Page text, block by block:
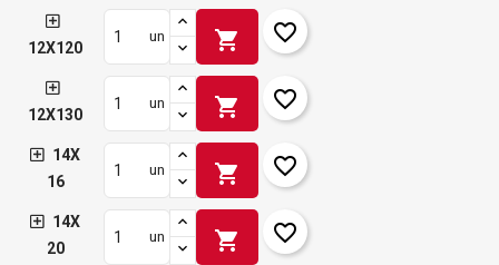
12X120
un shopping_cart favorite_border
12X130
un shopping_cart favorite_border
14X
16
un shopping_cart favorite_border
14X
20
un shopping_cart favorite_border